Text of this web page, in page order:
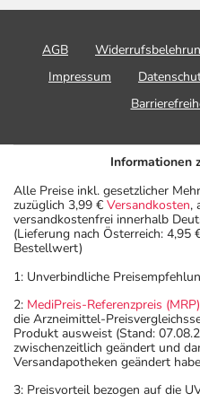
oder Vorsichtsmaßnahmen.
Eine vom Arzt verordnete
Angaben der
nach seinen Anweisungen
Aufbewahrung
Aufbewahrung
Das Arzneimittel muss
- vor Hitze geschützt
- im Dunkeln (z.B. im
aufbewahrt werden.
Aufbewahrung nach
Das Arzneimittel muss nach
AGB
Impressum
Informationen
Alle Preise inkl. gesetzlicher
zuzüglich 3,99 € Versandkosten,
versandkostenfrei innerhalb
(Lieferung nach Österreich: 4,95
Bestellwert)
1: Unverbindliche
2: MediPreis-Referenzpreis (MRP)
die Arzneimittel-
Produkt ausweist (Stand:
zwischenzeitlich geändert und
Versandapotheken geändert
3: Preisvorteil bezogen auf die